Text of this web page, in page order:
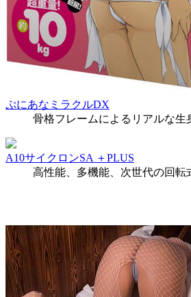
ぷにあなミラクルDX
骨格フレームによるリアルな生
A10サイクロンSA ＋PLUS
高性能、多機能、次世代の回転